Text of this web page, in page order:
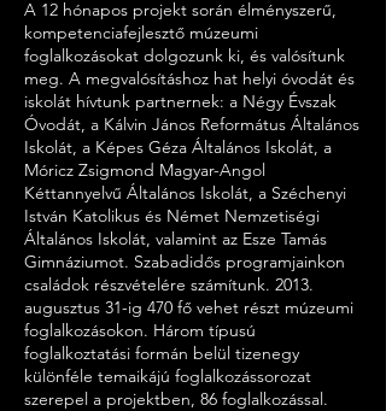
A 12 hónapos projekt során élményszerű,
kompetenciafejlesztő múzeumi
foglalkozásokat dolgozunk ki, és valósítunk
meg. A megvalósításhoz hat helyi óvodát és
iskolát hívtunk partnernek: a Négy Évszak
Óvodát, a Kálvin János Református Általános
Iskolát, a Képes Géza Általános Iskolát, a
Móricz Zsigmond Magyar-Angol
Kéttannyelvű Általános Iskolát, a Széchenyi
István Katolikus és Német Nemzetiségi
Általános Iskolát, valamint az Esze Tamás
Gimnáziumot. Szabadidős programjainkon
családok részvételére számítunk. 2013.
augusztus 31-ig 470 fő vehet részt múzeumi
foglalkozásokon. Három típusú
foglalkoztatási formán belül tizenegy
különféle temaikájú foglalkozássorozat
szerepel a projektben, 86 foglalkozással.